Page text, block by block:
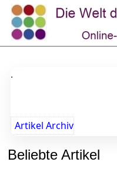
.
Artikel Archiv
Beliebte Artikel